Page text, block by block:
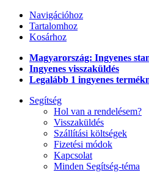
Navigációhoz
Tartalomhoz
Kosárhoz
Magyarország: Ingyenes
Ingyenes visszaküldés
Legalább 1 ingyenes
Segítség
Hol van a rendelésem?
Visszaküldés
Szállítási költségek
Fizetési módok
Kapcsolat
Minden Segítség-téma